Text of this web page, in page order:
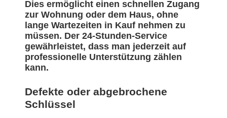
Dies ermöglicht einen schnellen Zugang
zur Wohnung oder dem Haus, ohne
lange Wartezeiten in Kauf nehmen zu
müssen. Der 24-Stunden-Service
gewährleistet, dass man jederzeit auf
professionelle Unterstützung zählen
kann.
Defekte oder abgebrochene
Schlüssel